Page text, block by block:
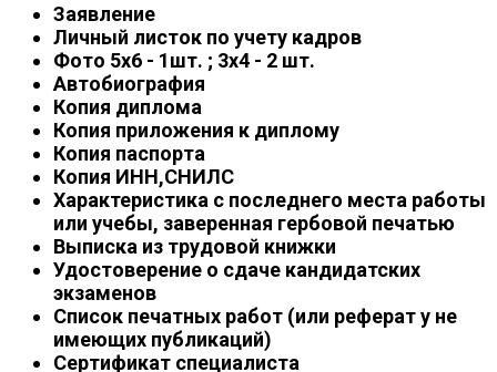
Заявление
Личный листок по учету кадров
Фото 5х6 - 1шт. ; 3х4 - 2 шт.
Автобиография
Копия диплома
Копия приложения к диплому
Копия паспорта
Копия ИНН,СНИЛС
Характеристика с последнего места работы
или учебы, заверенная гербовой печатью
Выписка из трудовой книжки
Удостоверение о сдаче кандидатских
экзаменов
Список печатных работ (или реферат у не
имеющих публикаций)
Сертификат специалиста